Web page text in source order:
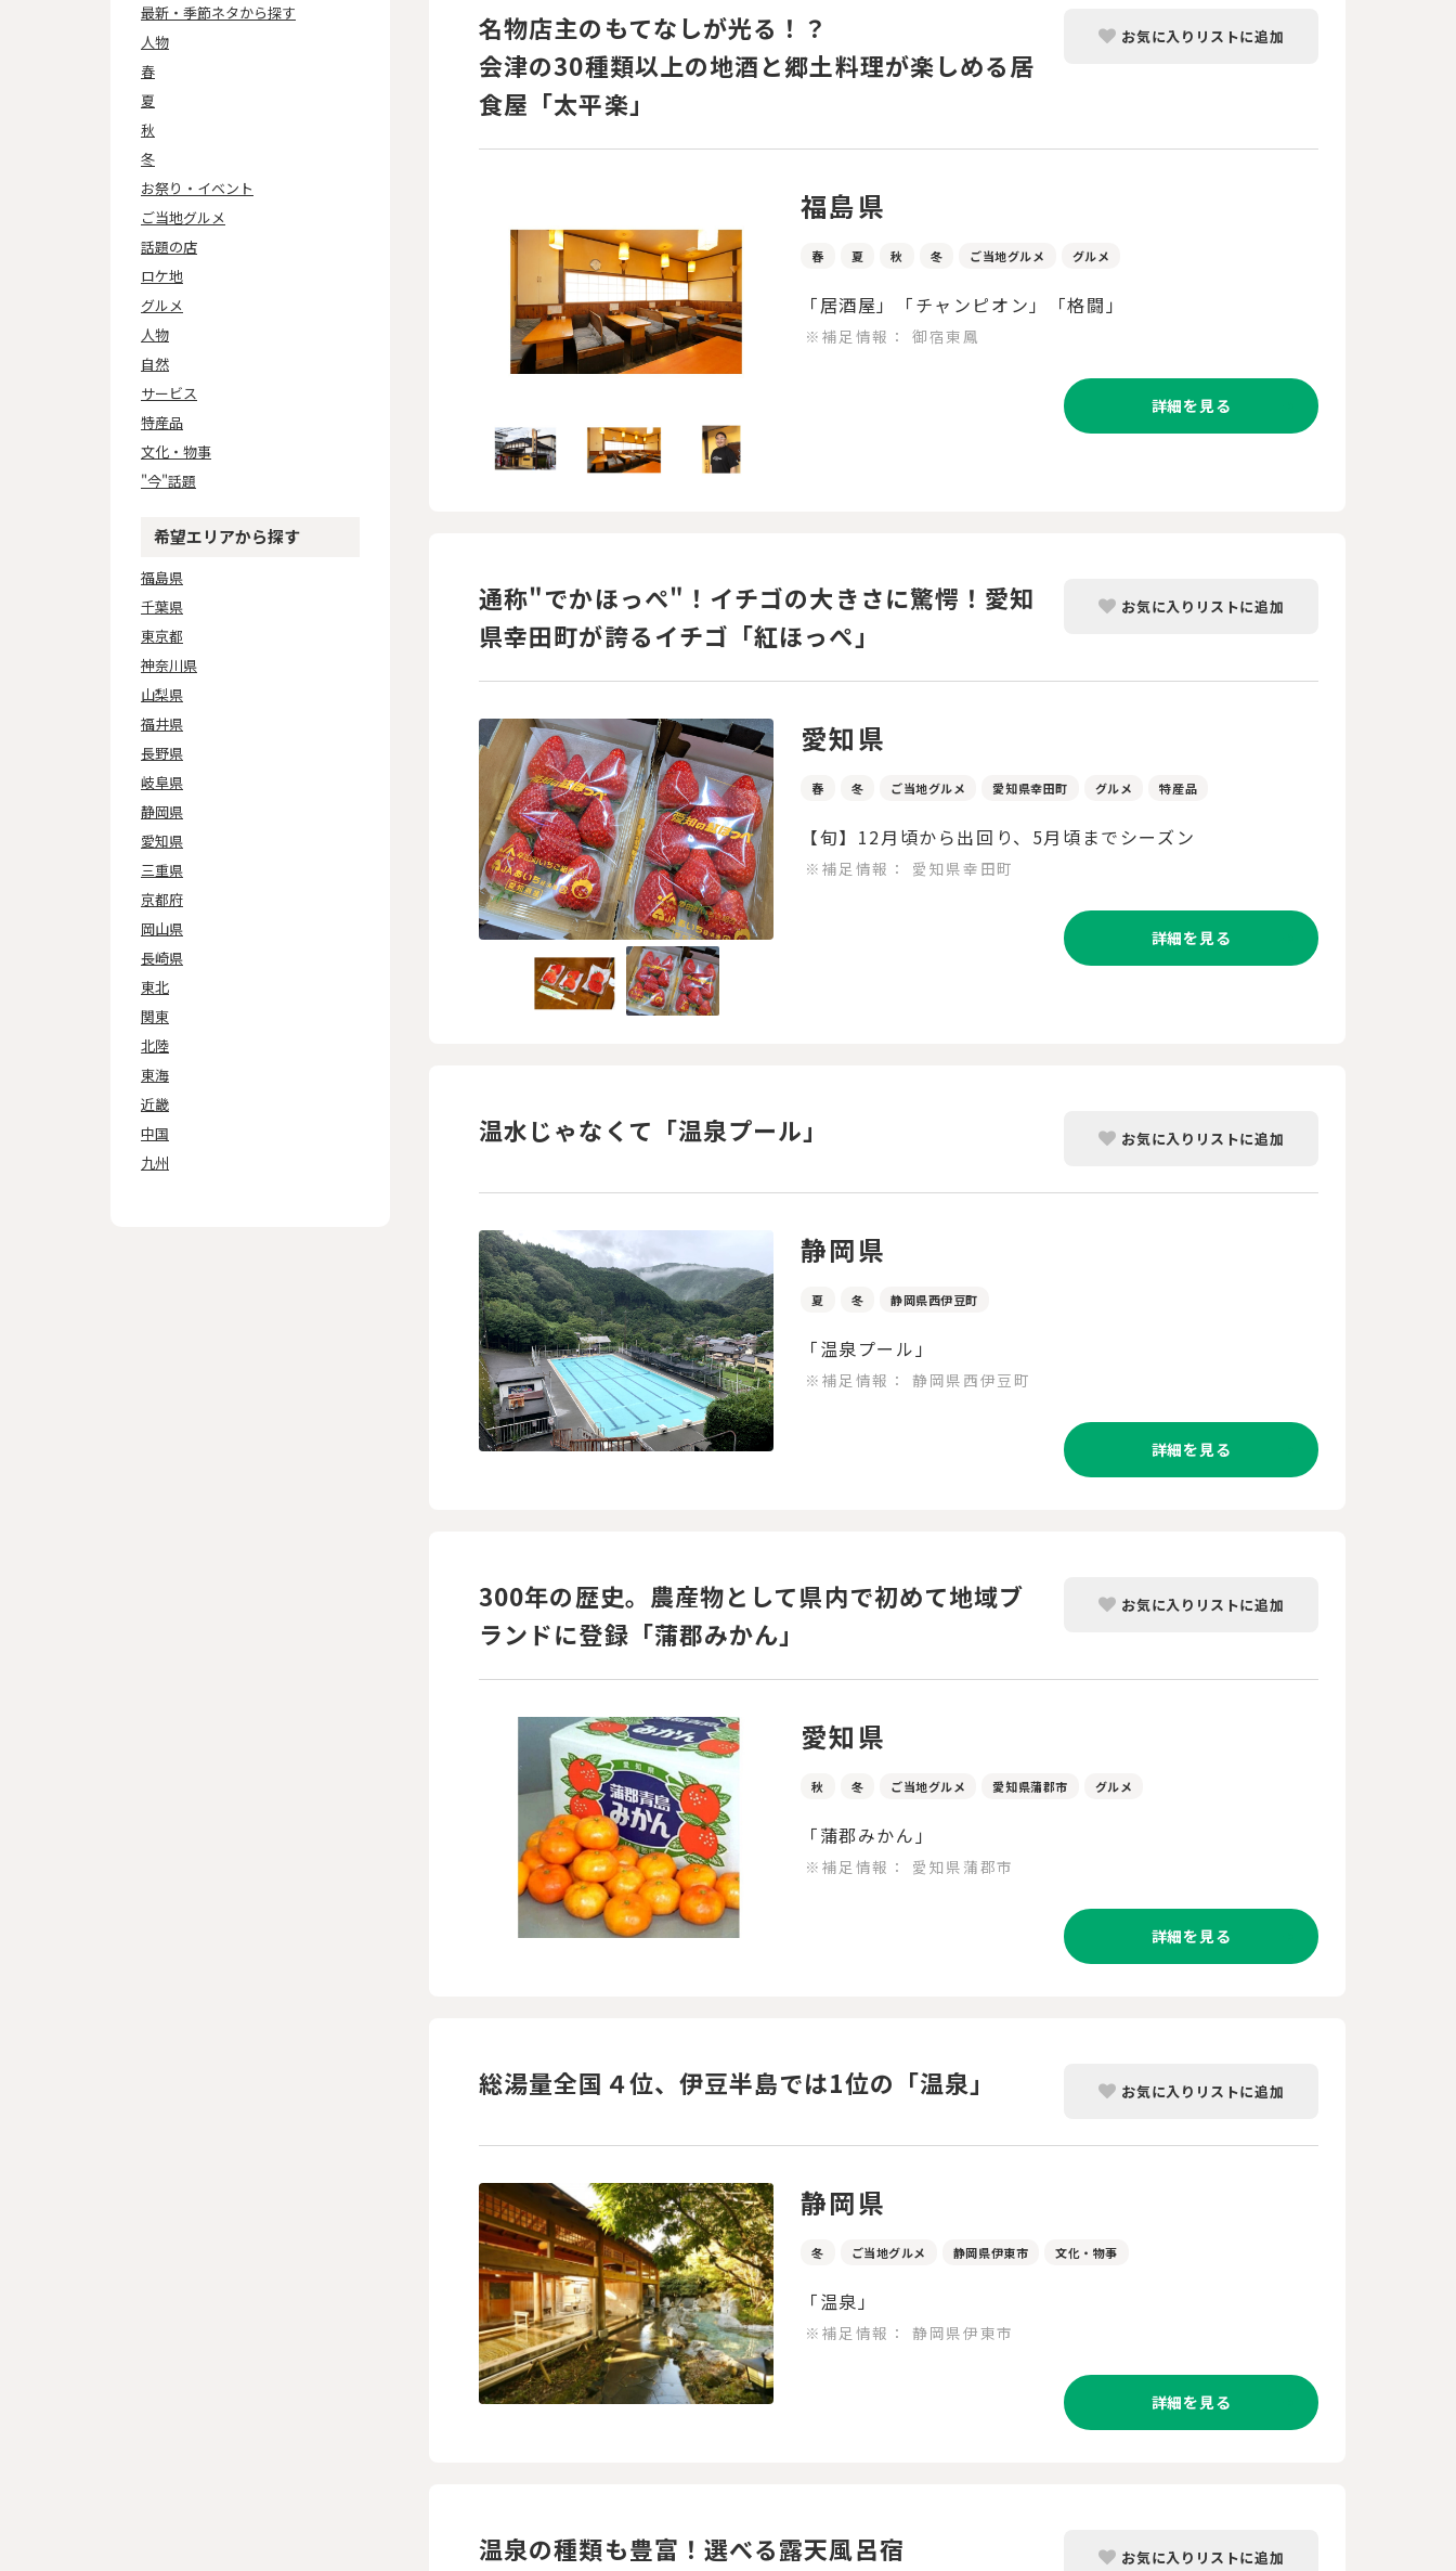
名物店主のもてなしが光る！？
会津の30種類以上の地酒と郷土料理が楽しめる居
食屋「太平楽」
お気に入りリストに追加
福島県
春 夏 秋 冬 ご当地グルメ グルメ
「居酒屋」「チャンピオン」「格闘」
※補足情報： 御宿東鳳
詳細を見る
通称"でかほっぺ"！イチゴの大きさに驚愕！愛知
県幸田町が誇るイチゴ「紅ほっぺ」
お気に入りリストに追加
愛知県
春 冬 ご当地グルメ 愛知県幸田町 グルメ 特産品
【旬】12月頃から出回り、5月頃までシーズン
※補足情報： 愛知県幸田町
詳細を見る
温水じゃなくて「温泉プール」 お気に入りリストに追加
静岡県
夏 冬 静岡県西伊豆町
「温泉プール」
※補足情報： 静岡県西伊豆町
詳細を見る
300年の歴史。農産物として県内で初めて地域ブ
ランドに登録「蒲郡みかん」
お気に入りリストに追加
愛知県
秋 冬 ご当地グルメ 愛知県蒲郡市 グルメ
「蒲郡みかん」
※補足情報： 愛知県蒲郡市
詳細を見る
総湯量全国４位、伊豆半島では1位の「温泉」 お気に入りリストに追加
静岡県
冬 ご当地グルメ 静岡県伊東市 文化・物事
「温泉」
※補足情報： 静岡県伊東市
詳細を見る
温泉の種類も豊富！選べる露天風呂宿 お気に入りリストに追加
最新・季節ネタから探す
人物
春
夏
秋
冬
お祭り・イベント
ご当地グルメ
話題の店
ロケ地
グルメ
人物
自然
サービス
特産品
文化・物事
"今"話題
希望エリアから探す
福島県
千葉県
東京都
神奈川県
山梨県
福井県
長野県
岐阜県
静岡県
愛知県
三重県
京都府
岡山県
長崎県
東北
関東
北陸
東海
近畿
中国
九州